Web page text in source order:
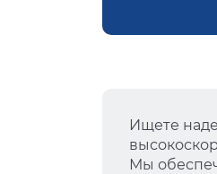
Ищете
Мы